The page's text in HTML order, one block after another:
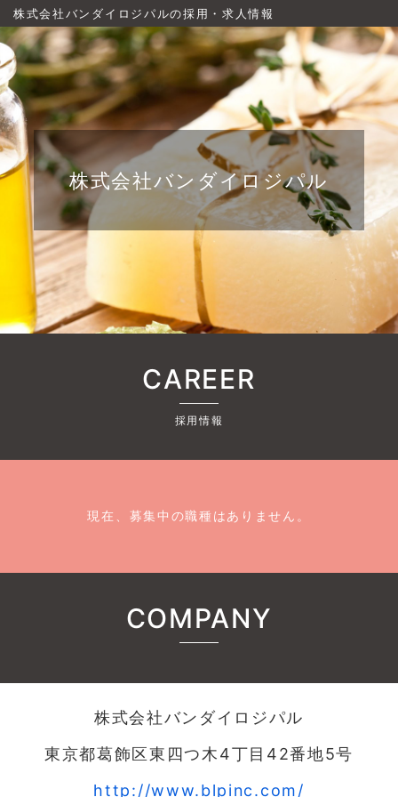
株式会社バンダイロジパルの採用・求人情報
株式会社バンダイロジパル
CAREER
採用情報
現在、募集中の職種はありません。
COMPANY
株式会社バンダイロジパル
東京都葛飾区東四つ木4丁目42番地5号
http://www.blpinc.com/